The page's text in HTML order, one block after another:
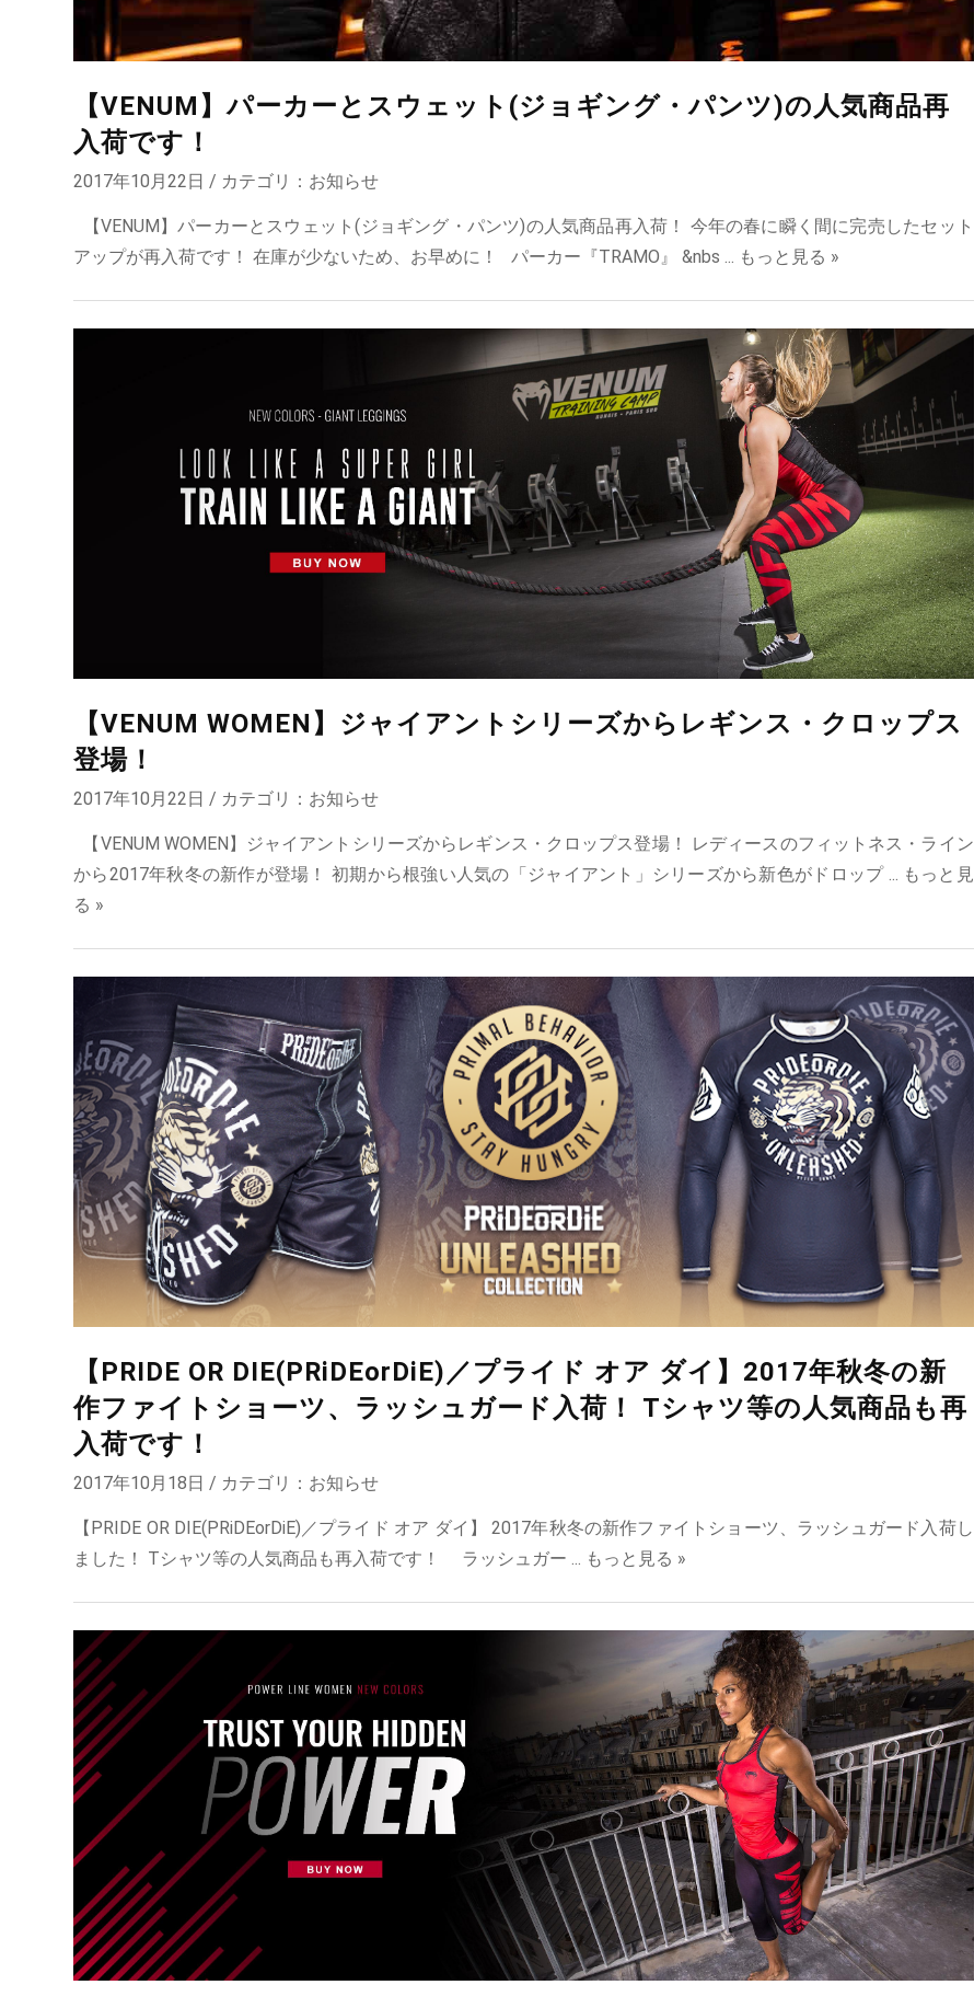
【VENUM】パーカーとスウェット(ジョギング・パンツ)の人気商品再
入荷です！
2017年10月22日 / カテゴリ： お知らせ
【VENUM】パーカーとスウェット(ジョギング・パンツ)の人気商品再入荷！ 今年の春に瞬く間に完売したセット
アップが再入荷です！ 在庫が少ないため、お早めに！ パーカー『TRAMO』 &nbs ... もっと見る »
【VENUM WOMEN】ジャイアントシリーズからレギンス・クロップス
登場！
2017年10月22日 / カテゴリ： お知らせ
【VENUM WOMEN】ジャイアントシリーズからレギンス・クロップス登場！ レディースのフィットネス・ライン
から2017年秋冬の新作が登場！ 初期から根強い人気の「ジャイアント」シリーズから新色がドロップ ... もっと見
る »
【PRIDE OR DIE(PRiDEorDiE)／プライド オア ダイ】2017年秋冬の新
作ファイトショーツ、ラッシュガード入荷！ Tシャツ等の人気商品も再
入荷です！
2017年10月18日 / カテゴリ： お知らせ
【PRIDE OR DIE(PRiDEorDiE)／プライド オア ダイ】 2017年秋冬の新作ファイトショーツ、ラッシュガード入荷し
ました！ Tシャツ等の人気商品も再入荷です！ ラッシュガー ... もっと見る »